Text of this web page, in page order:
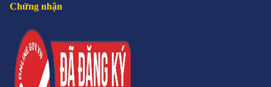
Chứng nhận